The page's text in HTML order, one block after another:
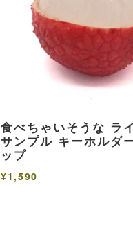
食べちゃいそうな ラ
サンプル キーホルダ
ップ
¥1,590